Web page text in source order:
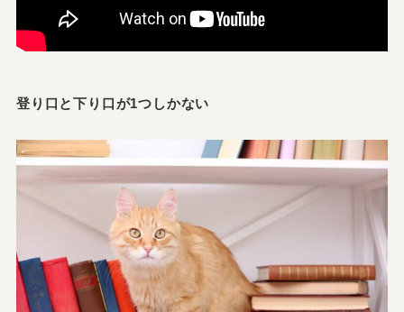
登り口と下り口が1つしかない